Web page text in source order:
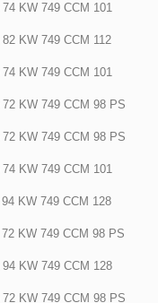
KW 749 CCM 101
KW 749 CCM 112
KW 749 CCM 101
KW 749 CCM 98 PS
KW 749 CCM 98 PS
KW 749 CCM 101
KW 749 CCM 128
KW 749 CCM 98 PS
KW 749 CCM 128
KW 749 CCM 98 PS